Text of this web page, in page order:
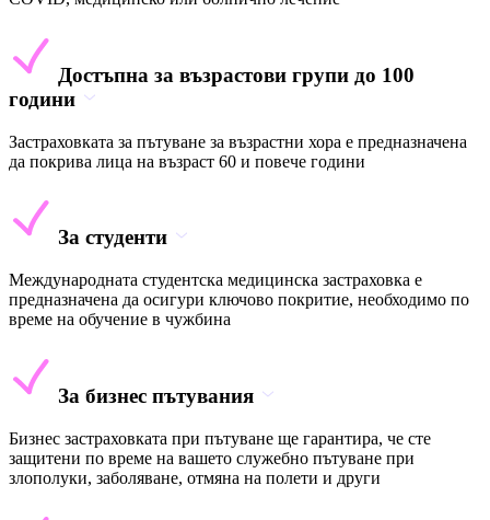
Достъпна за възрастови групи до 100
години
Застраховката за пътуване за възрастни хора е предназначена
да покрива лица на възраст 60 и повече години
За студенти
Международната студентска медицинска застраховка е
предназначена да осигури ключово покритие, необходимо по
време на обучение в чужбина
За бизнес пътувания
Бизнес застраховката при пътуване ще гарантира, че сте
защитени по време на вашето служебно пътуване при
злополуки, заболяване, отмяна на полети и други